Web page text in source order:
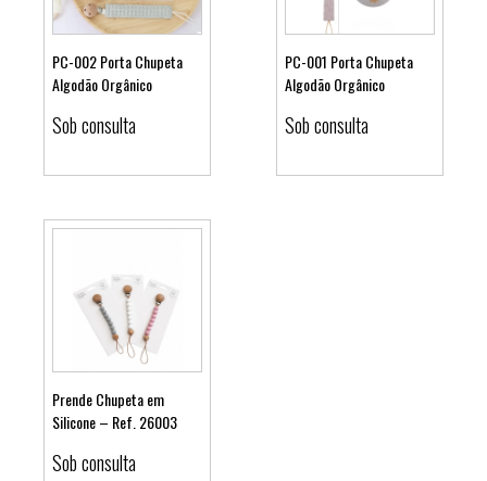
Ver detalhes
PC-002 Porta Chupeta
Algodão Orgânico
Sob consulta Ver detalhes
PC-001 Porta Chupeta
Algodão Orgânico
Sob consulta
Ver detalhes
Prende Chupeta em
Silicone – Ref. 26003
Sob consulta